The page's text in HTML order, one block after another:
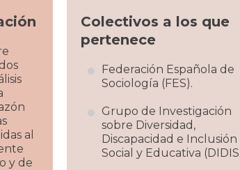
al
y de
Colectivos a los que
pertenece
Federación Española de
Sociología (FES).
Grupo de Investigación
sobre Diversidad,
Discapacidad e Inclusión
Social y Educativa